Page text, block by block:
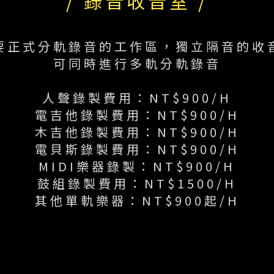
正式分軌錄音的工作區，獨立隔音的收
可同時進行多軌分軌錄音
人聲錄製費用：NT$900/H
電吉他錄製費用：NT$900/H
木吉他錄製費用：NT$900/H
電貝斯錄製費用：NT$900/H
MIDI樂器錄製：NT$900/H
鼓組錄製費用：NT$1500/H
其他單軌樂器：NT$900起/H